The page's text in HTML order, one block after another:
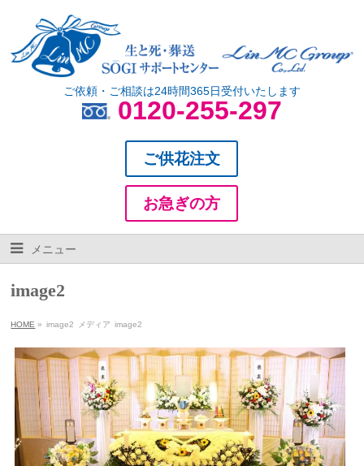
ご依頼・ご相談は24時間365日受付いたします
0120-255-297
ご供花注文
お急ぎの方
メニュー
image2
HOME » image2 メディア image2